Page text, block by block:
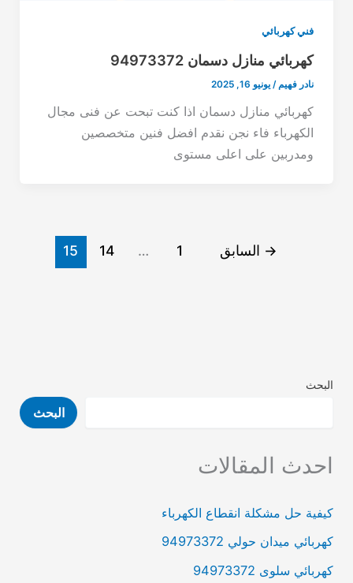
فني كهربائي
كهربائي منازل دسمان 94973372
نادر فهيم/ يونيو 16, 2025
كهربائي منازل دسمان اذا كنت تبحت عن فنى مجال
الكهرباء فاء نجن نقدم افضل فنين متخصصين
ومدربين على اعلى مستوى
→ السابق 1
…
14
15
البحث
البحث
احدث المقالات
كيفية حل مشكلة انقطاع الكهرباء
كهربائي ميدان حولي 94973372
كهربائي سلوى 94973372